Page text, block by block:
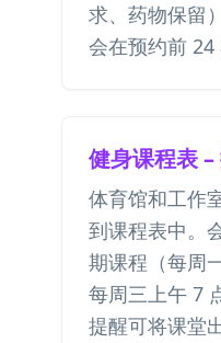
求、药物保留
会在预约前 24
健身课程表
体育馆和工作
到课程表中。
期课程（每周
每周三上午 7
提醒可将课堂